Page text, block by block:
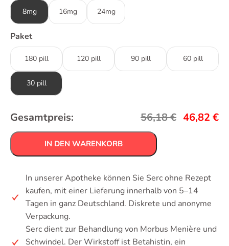
8mg 16mg 24mg
Paket
180 pill 120 pill 90 pill 60 pill
30 pill
Gesamtpreis: 56,18€ 46,82 €
IN DEN WARENKORB
In unserer Apotheke können Sie Serc ohne Rezept
kaufen, mit einer Lieferung innerhalb von 5–14
Tagen in ganz Deutschland. Diskrete und anonyme
Verpackung.
Serc dient zur Behandlung von Morbus Menière und
Schwindel. Der Wirkstoff ist Betahistin, ein